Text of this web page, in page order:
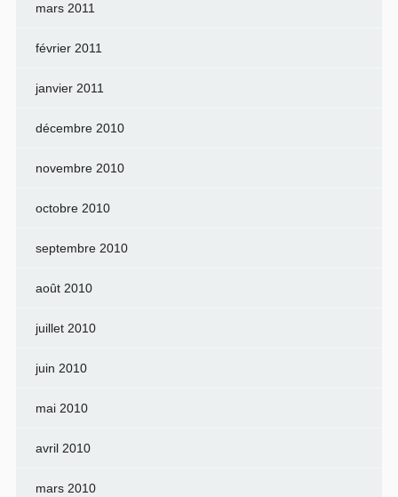
mars 2011
février 2011
janvier 2011
décembre 2010
novembre 2010
octobre 2010
septembre 2010
août 2010
juillet 2010
juin 2010
mai 2010
avril 2010
mars 2010